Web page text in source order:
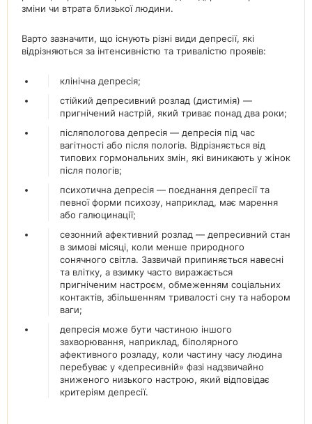
зміни чи втрата близької людини.
Варто зазначити, що існують різні види депресії, які
відрізняються за інтенсивністю та тривалістю проявів:
клінічна депресія;
стійкий депресивний розлад (дистимія) —
пригнічений настрій, який триває понад два роки;
післяпологова депресія — депресія під час
вагітності або після пологів. Відрізняється від
типових гормональних змін, які виникають у жінок
після пологів;
психотична депресія — поєднання депресії та
певної форми психозу, наприклад, має марення
або галюцинації;
сезонний афективний розлад — депресивний стан
в зимові місяці, коли менше природного
сонячного світла. Зазвичай припиняється навесні
та влітку, а взимку часто виражається
пригніченим настроєм, обмеженням соціальних
контактів, збільшенням тривалості сну та набором
ваги;
депресія може бути частиною іншого
захворювання, наприклад, біполярного
афективного розладу, коли частину часу людина
перебуває у «депресивній» фазі надзвичайно
зниженого низького настрою, який відповідає
критеріям депресії.